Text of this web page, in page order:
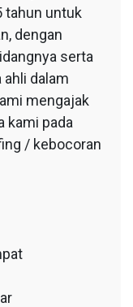
tahun untuk
dengan
serta
dalam
mengajak
kami pada
/ kebocoran